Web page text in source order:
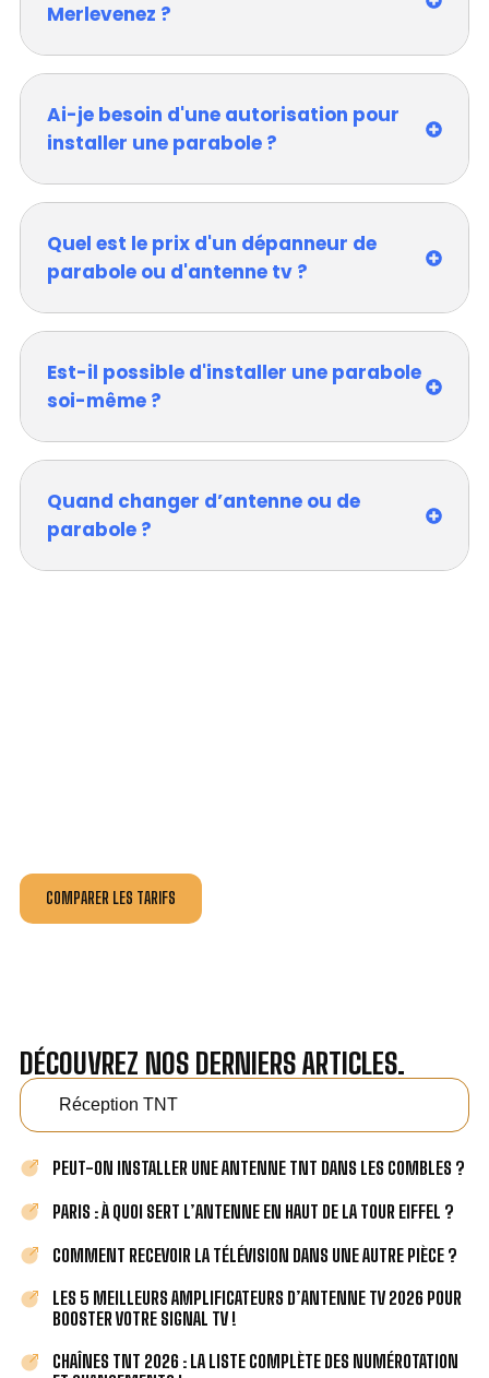
Merlevenez ?
Ai-je besoin d'une autorisation pour
installer une parabole ?
Quel est le prix d'un dépanneur de
parabole ou d'antenne tv ?
Est-il possible d'installer une parabole
soi-même ?
Quand changer d’antenne ou de
parabole ?
COMPARER LES TARIFS
DÉCOUVREZ NOS DERNIERS ARTICLES.
Réception TNT
PEUT-ON INSTALLER UNE ANTENNE TNT DANS LES COMBLES ?
PARIS : À QUOI SERT L’ANTENNE EN HAUT DE LA TOUR EIFFEL ?
COMMENT RECEVOIR LA TÉLÉVISION DANS UNE AUTRE PIÈCE ?
LES 5 MEILLEURS AMPLIFICATEURS D’ANTENNE TV 2026 POUR
BOOSTER VOTRE SIGNAL TV !
CHAÎNES TNT 2026 : LA LISTE COMPLÈTE DES NUMÉROTATION